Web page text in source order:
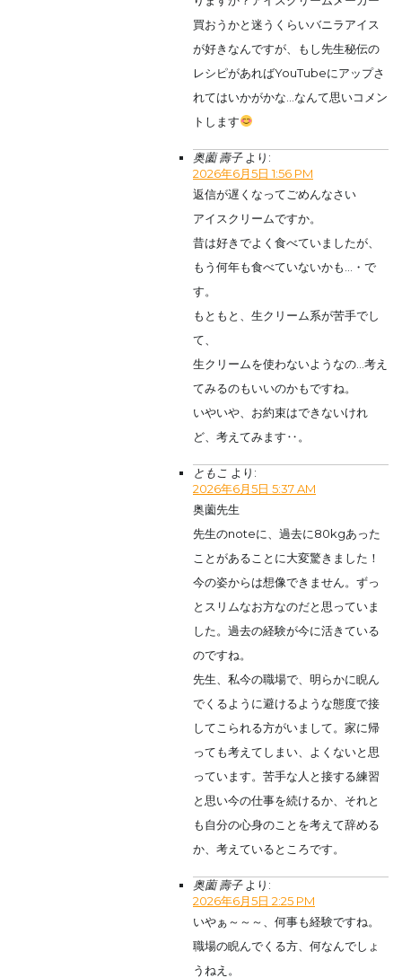
買おうかと迷うくらいバニラアイス
が好きなんですが、もし先生秘伝の
レシピがあればYouTubeにアップさ
れてはいかがかな…なんて思いコメン
トします
奥薗 壽子 より:
2026年6月5日 1:56 PM
返信が遅くなってごめんなさい
アイスクリームですか。
昔は好きでよく食べていましたが、
もう何年も食べていないかも…・で
す。
もともと、生クリーム系が苦手でし
て、
生クリームを使わないようなの…考え
てみるのもいいのかもですね。
いやいや、お約束はできないけれ
ど、考えてみます‥。
ともこ より:
2026年6月5日 5:37 AM
奥薗先生
先生のnoteに、過去に80kgあった
ことがあることに大変驚きました！
今の姿からは想像できません。ずっ
とスリムなお方なのだと思っていま
した。過去の経験が今に活きている
のですね。
先生、私今の職場で、明らかに睨ん
でくるように避けるような態度で接
してこられる方がいまして。家に帰
っても考えてしまい、よくないと思
っています。苦手な人と接する練習
と思い今の仕事を続けるか、それと
も自分の心身のことを考えて辞める
か、考えているところです。
奥薗 壽子 より:
2026年6月5日 2:25 PM
いやぁ～～～、何事も経験ですね。
職場の睨んでくる方、何なんでしょ
うねえ。